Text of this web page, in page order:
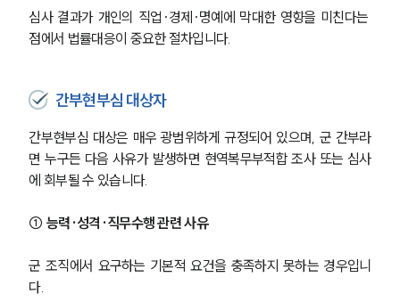
심사 결과가 개인의 직업·경제·명예에 막대한 영향을 미친다는
점에서 법률대응이 중요한 절차입니다.
간부현부심 대상자
간부현부심 대상은 매우 광범위하게 규정되어 있으며, 군 간부라
면 누구든 다음 사유가 발생하면 현역복무부적합 조사 또는 심사
에 회부될 수 있습니다.
① 능력·성격·직무수행 관련 사유
군 조직에서 요구하는 기본적 요건을 충족하지 못하는 경우입니
다.